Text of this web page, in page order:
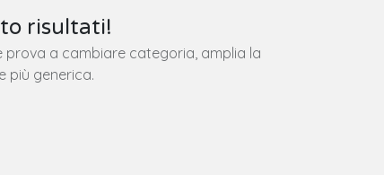
risultati!
a cambiare categoria, amplia la
più generica.